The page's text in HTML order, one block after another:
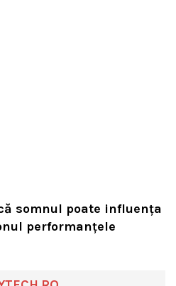
somnul poate influența
performanțele